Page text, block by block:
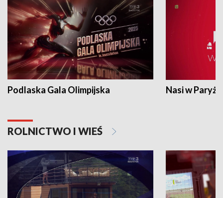
Podlaska Gala Olimpijska Nasi w Paryżu
ROLNICTWO I WIEŚ